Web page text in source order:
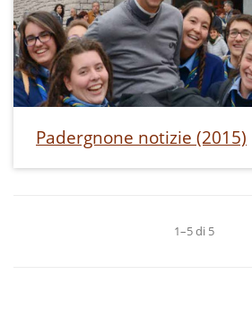
Padergnone notizie (2015)
1–5 di 5